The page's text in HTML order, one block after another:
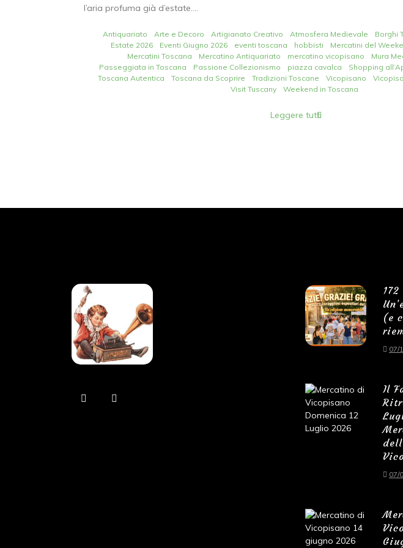
l’aria profuma già d’estate....
Antiquariato Arte e Decoro Artigianato Creativo Atmosfera Medievale Borghi
Estate 2026
Eventi Giugno 2026 eventi toscana hobbisti Mercatini del
Mercatini Toscana
Mercatino Antiquariato mercatino vicopisano Mura
Passeggiata in Toscana
Passione Collezionismo piazza cavalca Shopping
Toscana Autentica
Toscana da Scoprire Tradizioni Toscane Vicopisano
Visit Tuscany
Weekend in Toscana
Leggere tutti
(e
07/
Il
07/